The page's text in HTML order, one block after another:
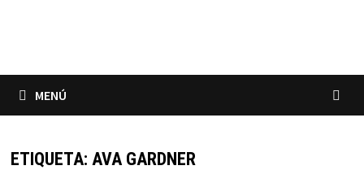
MENÚ
ETIQUETA: AVA GARDNER